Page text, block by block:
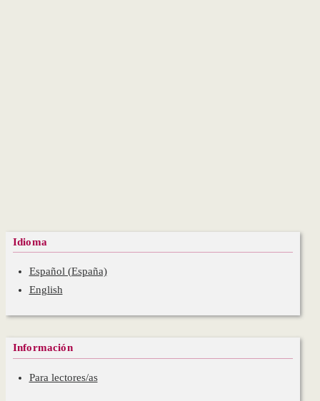
Idioma
Español (España)
English
Información
Para lectores/as